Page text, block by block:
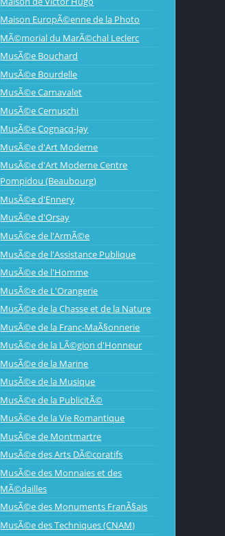
Maison EuropÃ©enne de la Photo
MÃ©morial du MarÃ©chal Leclerc
MusÃ©e Bouchard
MusÃ©e Bourdelle
MusÃ©e Carnavalet
MusÃ©e Cernuschi
MusÃ©e Cognacq-Jay
MusÃ©e d'Art Moderne
MusÃ©e d'Art Moderne Centre
Pompidou (Beaubourg)
MusÃ©e d'Ennery
MusÃ©e d'Orsay
MusÃ©e de l'ArmÃ©e
MusÃ©e de l'Assistance Publique
MusÃ©e de l'Homme
MusÃ©e de L'Orangerie
MusÃ©e de la Chasse et de la Nature
MusÃ©e de la Franc-MaÃ§onnerie
MusÃ©e de la LÃ©gion d'Honneur
MusÃ©e de la Marine
MusÃ©e de la Musique
MusÃ©e de la PublicitÃ©
MusÃ©e de la Vie Romantique
MusÃ©e de Montmartre
MusÃ©e des Arts DÃ©coratifs
MusÃ©e des Monnaies et des
MÃ©dailles
MusÃ©e des Monuments FranÃ§ais
MusÃ©e des Techniques (CNAM)